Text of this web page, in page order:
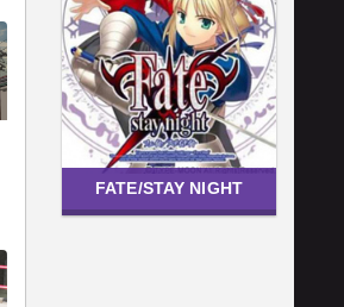
FATE/STAY NIGHT